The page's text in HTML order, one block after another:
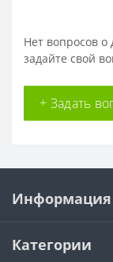
Нет вопросов
задайте свой
+ Задать
Информация
Категории